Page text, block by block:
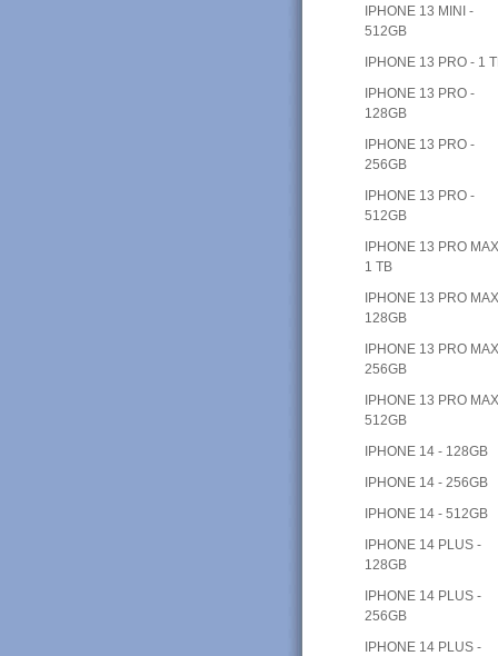
IPHONE 13 MINI -
512GB
IPHONE 13 PRO - 1
IPHONE 13 PRO -
128GB
IPHONE 13 PRO -
256GB
IPHONE 13 PRO -
512GB
IPHONE 13 PRO
1 TB
IPHONE 13 PRO
128GB
IPHONE 13 PRO
256GB
IPHONE 13 PRO
512GB
IPHONE 14 - 128GB
IPHONE 14 - 256GB
IPHONE 14 - 512GB
IPHONE 14 PLUS -
128GB
IPHONE 14 PLUS -
256GB
IPHONE 14 PLUS -